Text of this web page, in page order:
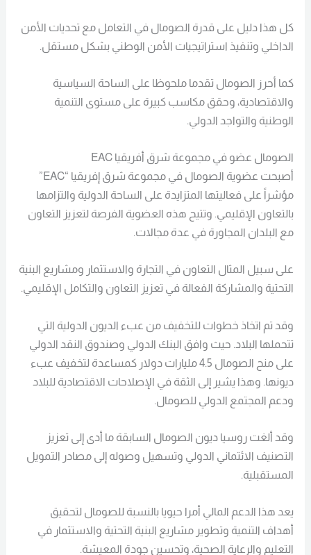
كل هذا دليل على قدرة الصومال في التعامل مع تحديات الأمن
الداخلي وتنفيذ استراتيجيات الأمن الوطني بشكل مستقل.
كما أحرز الصومال تقدما ملحوظا على الساحة السياسية
والاقتصادية، وحقق مكاسب كبيرة على مستوى التنمية
الوطنية والتواجد الدولي.
الصومال عضو في مجموعة شرق أفريقيا EAC
أصبحت عضوية الصومال في مجموعة شرق إفريقيا “EAC”
مؤشراً على فعاليتها المتزايدة على الساحة الدولية والتزامها
بالتعاون الإقليمي. وتتيح هذه العضوية الفرصة لتعزيز التعاون
مع البلدان المجاورة في عدة مجالات.
على سبيل المثال التعاون في التجارة والاستثمار ومشاريع البنية
التحتية والمشاركة الفعالة في تعزيز التعاون والتكامل الإقليمي.
وقد تم اتخاذ خطوات للتخفيف من عبء الديون الدولية التي
تتحملها البلاد. حيث وافق البنك الدولي وصندوق النقد الدولي
على منح الصومال 4.5 مليارات دولار كمساعدة لتخفيف عبء
ديونها. وهذا يشير إلى الثقة في الإصلاحات الاقتصادية للبلاد
ودعم المجتمع الدولي للصومال.
وقد ألغت روسيا ديون الصومال السابقة ما أدى إلى تعزيز
التصنيف الائتماني الدولي وتسهيل وصوله إلى مصادر التمويل
المستقبلية.
يعد هذا الدعم المالي أمرا حيويا بالنسبة للصومال لتحقيق
أهداف التنمية وتطوير مشاريع البنية التحتية والاستثمار في
التعليم والرعاية الصحية، وتحسين جودة المعيشة.